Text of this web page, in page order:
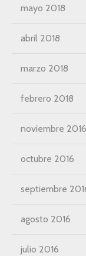
mayo 2018
abril 2018
marzo 2018
febrero 2018
noviembre 2016
octubre 2016
septiembre
agosto 2016
julio 2016